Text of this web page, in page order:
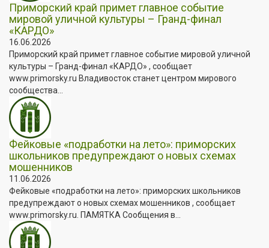
Приморский край примет главное событие
мировой уличной культуры – Гранд-финал
«КАРДО»
16.06.2026
Приморский край примет главное событие мировой уличной
культуры – Гранд-финал «КАРДО» , сообщает
www.primorsky.ru Владивосток станет центром мирового
сообщества...
Фейковые «подработки на лето»: приморских
школьников предупреждают о новых схемах
мошенников
11.06.2026
Фейковые «подработки на лето»: приморских школьников
предупреждают о новых схемах мошенников , сообщает
www.primorsky.ru. ПАМЯТКА Сообщения в...